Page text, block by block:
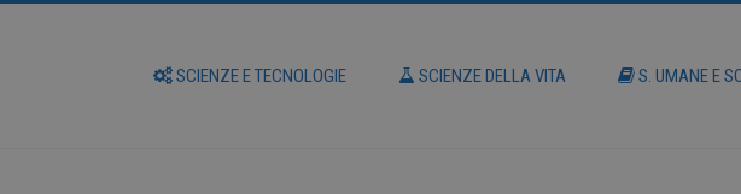
SCIENZE E TECNOLOGIE SCIENZE DELLA VITA S. UMANE E